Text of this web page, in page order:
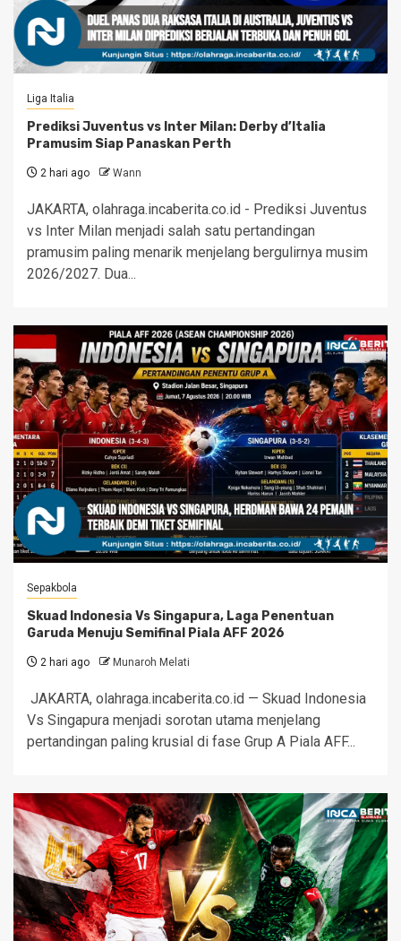
Liga Italia
Prediksi Juventus vs Inter Milan: Derby d’Italia
Pramusim Siap Panaskan Perth
2 hari ago Wann
JAKARTA, olahraga.incaberita.co.id - Prediksi Juventus
vs Inter Milan menjadi salah satu pertandingan
pramusim paling menarik menjelang bergulirnya musim
2026/2027. Dua...
Sepakbola
Skuad Indonesia Vs Singapura, Laga Penentuan
Garuda Menuju Semifinal Piala AFF 2026
2 hari ago Munaroh Melati
JAKARTA, olahraga.incaberita.co.id — Skuad Indonesia
Vs Singapura menjadi sorotan utama menjelang
pertandingan paling krusial di fase Grup A Piala AFF...